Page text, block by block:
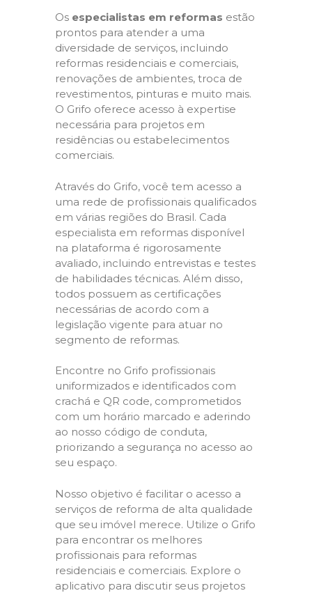
Os especialistas em reformas estão
prontos para atender a uma
diversidade de serviços, incluindo
reformas residenciais e comerciais,
renovações de ambientes, troca de
revestimentos, pinturas e muito mais.
O Grifo oferece acesso à expertise
necessária para projetos em
residências ou estabelecimentos
comerciais.
Através do Grifo, você tem acesso a
uma rede de profissionais qualificados
em várias regiões do Brasil. Cada
especialista em reformas disponível
na plataforma é rigorosamente
avaliado, incluindo entrevistas e testes
de habilidades técnicas. Além disso,
todos possuem as certificações
necessárias de acordo com a
legislação vigente para atuar no
segmento de reformas.
Encontre no Grifo profissionais
uniformizados e identificados com
crachá e QR code, comprometidos
com um horário marcado e aderindo
ao nosso código de conduta,
priorizando a segurança no acesso ao
seu espaço.
Nosso objetivo é facilitar o acesso a
serviços de reforma de alta qualidade
que seu imóvel merece. Utilize o Grifo
para encontrar os melhores
profissionais para reformas
residenciais e comerciais. Explore o
aplicativo para discutir seus projetos